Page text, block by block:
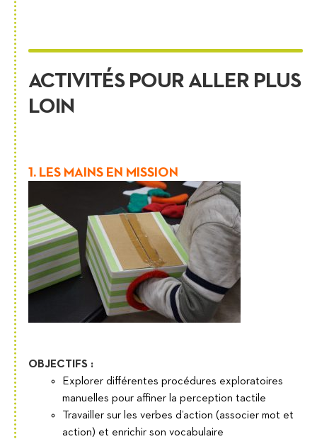
ACTIVITÉS POUR ALLER PLUS
LOIN
1. LES MAINS EN MISSION
OBJECTIFS :
Explorer différentes procédures exploratoires
manuelles pour affiner la perception tactile
Travailler sur les verbes d’action (associer mot et
action) et enrichir son vocabulaire